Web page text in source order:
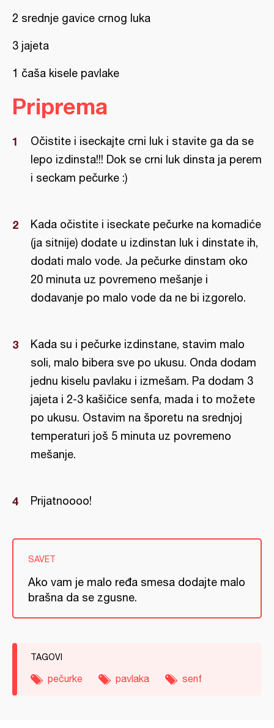
2 srednje gavice crnog luka
3 jajeta
1 čaša kisele pavlake
Priprema
Očistite i iseckajte crni luk i stavite ga da se
lepo izdinsta!!! Dok se crni luk dinsta ja perem
i seckam pečurke :)
Kada očistite i iseckate pečurke na komadiće
(ja sitnije) dodate u izdinstan luk i dinstate ih,
dodati malo vode. Ja pečurke dinstam oko
20 minuta uz povremeno mešanje i
dodavanje po malo vode da ne bi izgorelo.
Kada su i pečurke izdinstane, stavim malo
soli, malo bibera sve po ukusu. Onda dodam
jednu kiselu pavlaku i izmešam. Pa dodam 3
jajeta i 2-3 kašičice senfa, mada i to možete
po ukusu. Ostavim na šporetu na srednjoj
temperaturi još 5 minuta uz povremeno
mešanje.
Prijatnoooo!
SAVET
Ako vam je malo ređa smesa dodajte malo
brašna da se zgusne.
TAGOVI
pečurke pavlaka senf